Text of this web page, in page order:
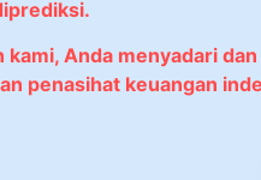
Anda menyadari
penasihat keuangan